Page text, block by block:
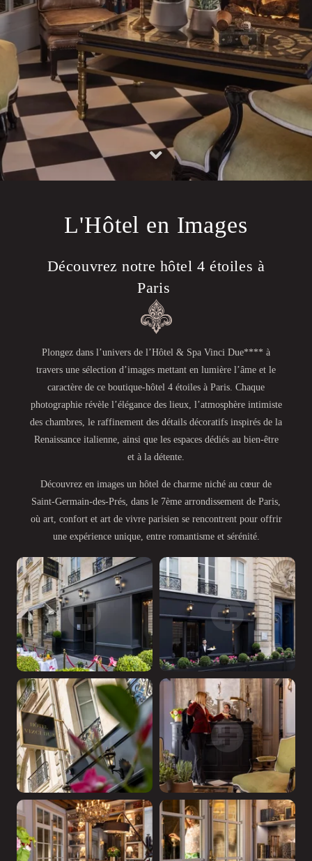
L'Hôtel en Images
Découvrez notre hôtel 4 étoiles à
Paris
Plongez dans l’univers de l’Hôtel & Spa Vinci Due**** à
travers une sélection d’images mettant en lumière l’âme et le
caractère de ce boutique-hôtel 4 étoiles à Paris. Chaque
photographie révèle l’élégance des lieux, l’atmosphère intimiste
des chambres, le raffinement des détails décoratifs inspirés de la
Renaissance italienne, ainsi que les espaces dédiés au bien-être
et à la détente.
Découvrez en images un hôtel de charme niché au cœur de
Saint-Germain-des-Prés, dans le 7ème arrondissement de Paris,
où art, confort et art de vivre parisien se rencontrent pour offrir
une expérience unique, entre romantisme et sérénité.